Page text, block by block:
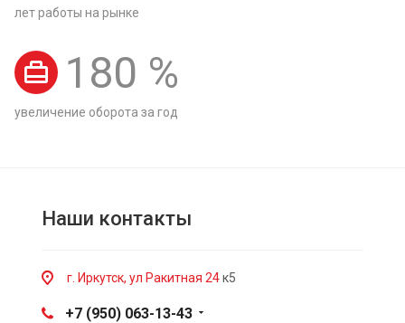
лет работы на рынке
180 %
увеличение оборота за год
Наши контакты
г. Иркутск, ул Ракитная 24к5
+7 (950) 063-13-43